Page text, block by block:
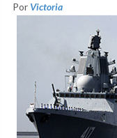
Por Victoria